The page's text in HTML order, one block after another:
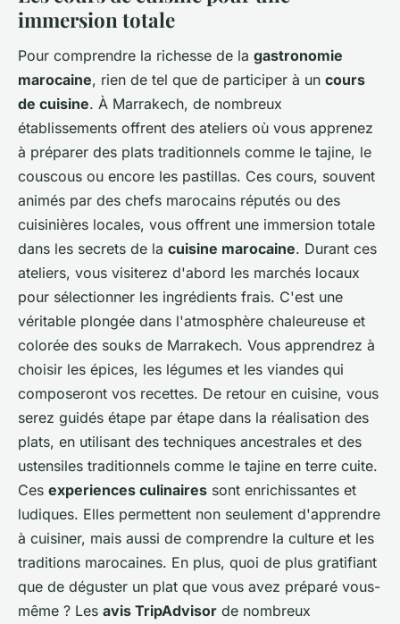
immersion totale
Pour comprendre la richesse de la gastronomie
marocaine, rien de tel que de participer à un cours
de cuisine. À Marrakech, de nombreux
établissements offrent des ateliers où vous apprenez
à préparer des plats traditionnels comme le tajine, le
couscous ou encore les pastillas. Ces cours, souvent
animés par des chefs marocains réputés ou des
cuisinières locales, vous offrent une immersion totale
dans les secrets de la cuisine marocaine. Durant ces
ateliers, vous visiterez d'abord les marchés locaux
pour sélectionner les ingrédients frais. C'est une
véritable plongée dans l'atmosphère chaleureuse et
colorée des souks de Marrakech. Vous apprendrez à
choisir les épices, les légumes et les viandes qui
composeront vos recettes. De retour en cuisine, vous
serez guidés étape par étape dans la réalisation des
plats, en utilisant des techniques ancestrales et des
ustensiles traditionnels comme le tajine en terre cuite.
Ces experiences culinaires sont enrichissantes et
ludiques. Elles permettent non seulement d'apprendre
à cuisiner, mais aussi de comprendre la culture et les
traditions marocaines. En plus, quoi de plus gratifiant
que de déguster un plat que vous avez préparé vous-
même ? Les avis TripAdvisor de nombreux